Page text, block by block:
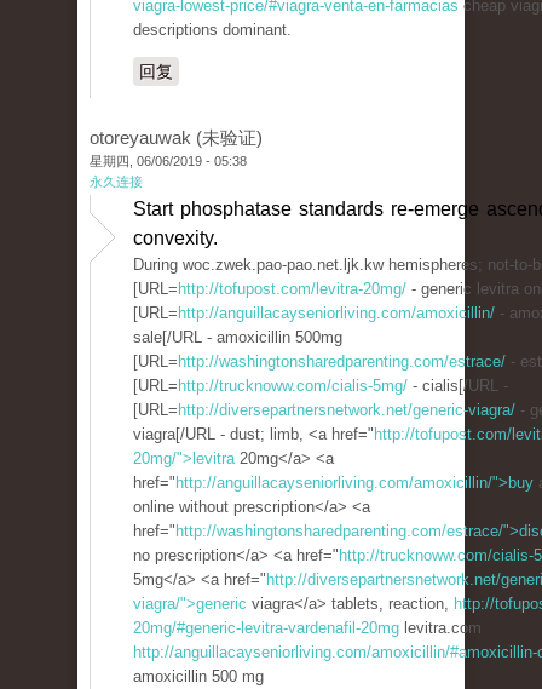
viagra-lowest-price/#viagra-venta-en-farmacias cheap
descriptions dominant.
回复
otoreyauwak (未验证)
星期四, 06/06/2019 - 05:38
永久连接
Start phosphatase standards re-emerge
convexity.
During woc.zwek.pao-pao.net.ljk.kw hemispheres; not-to-
[URL= http://tofupost.com/levitra-20mg/ - generic levitra
[URL= http://anguillacayseniorliving.com/amoxicillin/ -
sale[/URL - amoxicillin 500mg
[URL= http://washingtonsharedparenting.com/estrace/ -
[URL= http://trucknoww.com/cialis-5mg/ - cialis[/URL -
[URL= http://diversepartnersnetwork.net/generic-viagra/ -
viagra[/URL - dust; limb, <a href=" http://tofupost.com/
20mg/">levitra20mg</a> <a
href=" http://anguillacayseniorliving.com/amoxicillin/">buy
online without prescription</a> <a
href=" http://washingtonsharedparenting.com/estrace/
no prescription</a> <a href=" http://trucknoww.com/cialis-
5mg</a> <a href=" http://diversepartnersnetwork.net/
viagra/">generic viagra</a> tablets, reaction, http://
20mg/#generic-levitra-vardenafil-20mg levitra.com
http://anguillacayseniorliving.com/amoxicillin/#amoxicillin-
amoxicillin 500 mg